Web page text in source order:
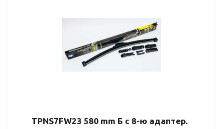
TPNS7FW23 580 mm Б с 8-ю адаптер.